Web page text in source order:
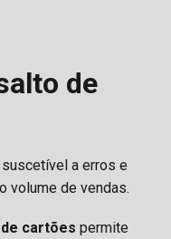
de
a erros e
volume de vendas.
cartões permite